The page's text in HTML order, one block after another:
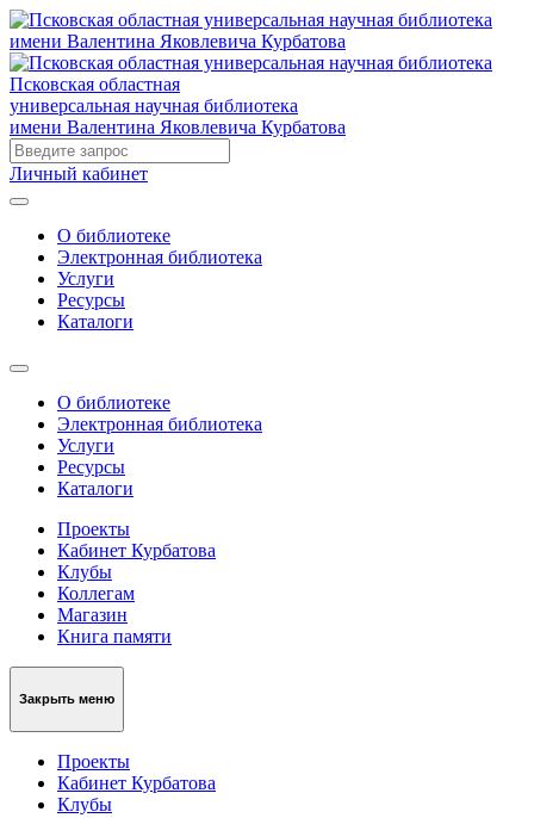
Псковская областная
универсальная научная библиотека
имени Валентина Яковлевича Курбатова
Личный кабинет
О библиотеке
Электронная библиотека
Услуги
Ресурсы
Каталоги
О библиотеке
Электронная библиотека
Услуги
Ресурсы
Каталоги
Проекты
Кабинет Курбатова
Клубы
Коллегам
Магазин
Книга памяти
Закрыть меню
Проекты
Кабинет Курбатова
Клубы